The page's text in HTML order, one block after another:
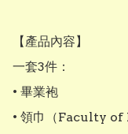
【產品內容】
一套3件：
• 畢業袍
• 領巾（Faculty